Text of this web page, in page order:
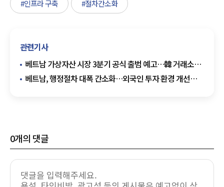
#인프라 구축 #절차간소화
관련기사
베트남 가상자산 시장 3분기 공식 출범 예고…韓 거래소
협력 속도 붙나
베트남, 행정절차 대폭 간소화…외국인 투자 환경 개선
0개의 댓글